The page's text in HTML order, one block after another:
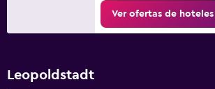
Ver ofertas de hoteles
Leopoldstadt